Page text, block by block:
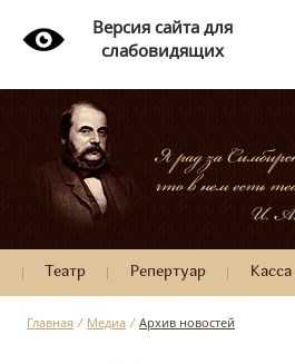
Версия сайта для
слабовидящих
Театр Репертуар Касса
Главная / Медиа / Архив новостей